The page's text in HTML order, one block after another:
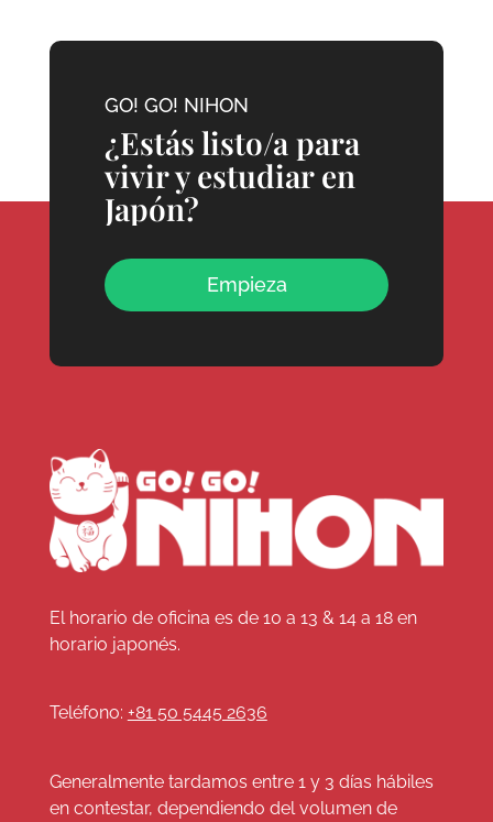
GO! GO! NIHON
¿Estás listo/a para
vivir y estudiar en
Japón?
Empieza
El horario de oficina es de 10 a 13 & 14 a 18 en
horario japonés.
Teléfono: +81 50 5445 2636
Generalmente tardamos entre 1 y 3 días hábiles
en contestar, dependiendo del volumen de